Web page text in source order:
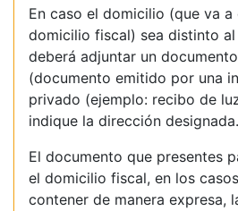
En caso el domicilio (que va
domicilio fiscal) sea distinto
deberá adjuntar un
(documento emitido por una
privado (ejemplo: recibo de
indique la dirección designada.
El documento que presentes
el domicilio fiscal, en los
contener de manera expresa,